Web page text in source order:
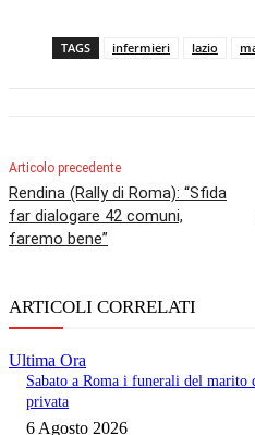
TAGS infermieri lazio
Articolo precedente
Rendina (Rally di Roma): “Sfida
far dialogare 42 comuni,
faremo bene”
ARTICOLI CORRELATI
Ultima Ora
Sabato a Roma i funerali del
privata
6 Agosto 2026